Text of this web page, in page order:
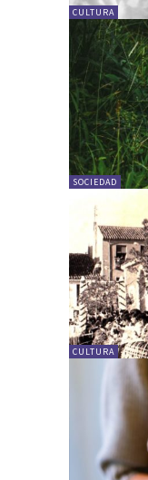
CULTURA
SOCIEDAD
CULTURA